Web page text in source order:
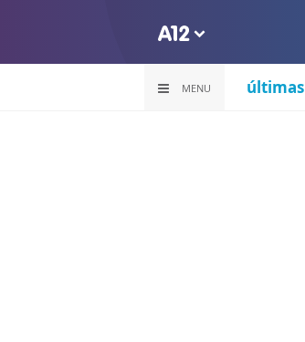
MENU últimas